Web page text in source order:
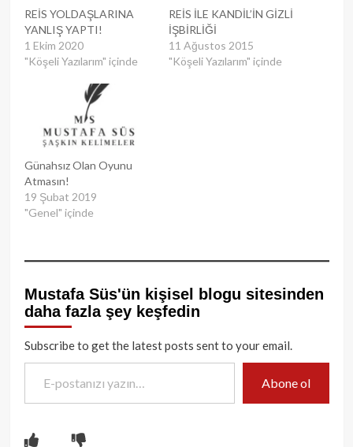
REİS YOLDAŞLARINA
YANLIŞ YAPTI!
1 Ekim 2020
"Köşeli Yazılarım" içinde
REİS İLE KANDİL’İN GİZLİ
İŞBİRLİĞİ
11 Ağustos 2015
"Köşeli Yazılarım" içinde
Günahsız Olan Oyunu
Atmasın!
19 Şubat 2019
"Genel" içinde
Mustafa Süs'ün kişisel blogu sitesinden
daha fazla şey keşfedin
Subscribe to get the latest posts sent to your email.
E-postanızı yazın…
Abone ol